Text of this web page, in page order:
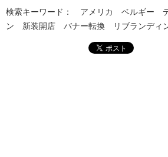
検索キーワード： アメリカ ベルギー
ン 新装開店 バナー転換 リブランディ